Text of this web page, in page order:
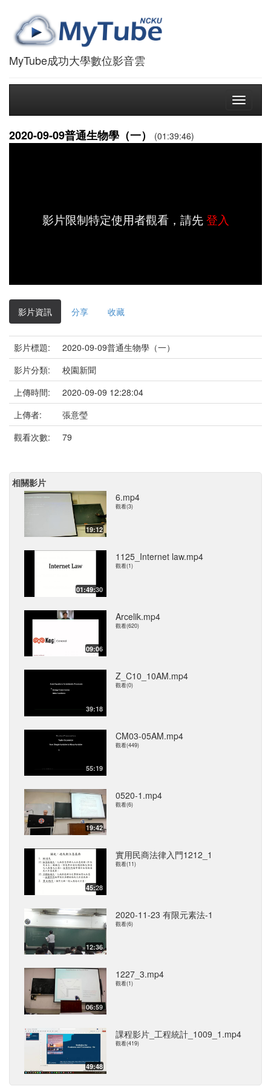
MyTube成功大學數位影音雲
Toggle
2020-09-09普通生物學（一） (01:39:46)
影片限制特定使用者觀看，請先登入
影片資訊 分享 收藏
影片標題:
2020-09-09普通生物學（一）
影片分類:
校園新聞
上傳時間:
2020-09-09 12:28:04
上傳者:
張意瑩
觀看次數:
79
相關影片
19:12
6.mp4
觀看(3)
01:49:30
1125_Internet law.mp4
觀看(1)
09:06
Arcelik.mp4
觀看(620)
39:18
Z_C10_10AM.mp4
觀看(0)
55:19
CM03-05AM.mp4
觀看(449)
19:42
0520-1.mp4
觀看(6)
45:28
實用民商法律入門1212_1
觀看(11)
12:36
2020-11-23 有限元素法-1
觀看(6)
06:59
1227_3.mp4
觀看(1)
49:48
課程影片_工程統計_1009_1.mp4
觀看(419)